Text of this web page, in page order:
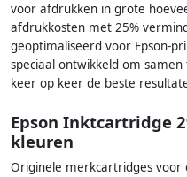
voor afdrukken in grote
afdrukkosten met 25%
geoptimaliseerd voor Epson-
speciaal ontwikkeld om
keer op keer de beste
Epson Inktcartridge
kleuren
Originele merkcartridges